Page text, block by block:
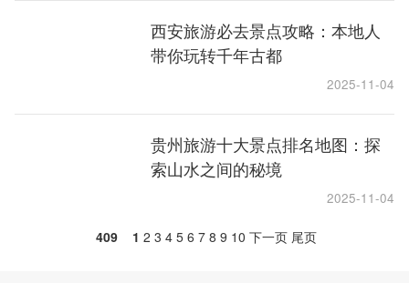
西安旅游必去景点攻略：本地人
带你玩转千年古都
2025-11-04
贵州旅游十大景点排名地图：探
索山水之间的秘境
2025-11-04
409 1 2 3 4 5 6 7 8 9 10 下一页 尾页